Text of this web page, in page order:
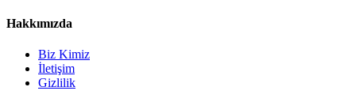
Hakkımızda
Biz Kimiz
İletişim
Gizlilik